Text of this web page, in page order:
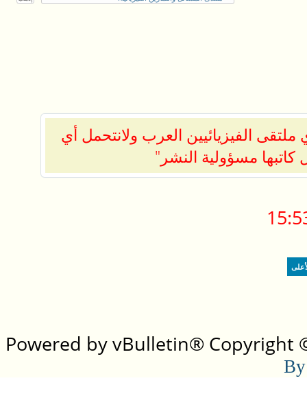
الفيزيائيين العرب ولانتحمل أي
مسؤولية النشر"
Powered by vBulletin® Copyright